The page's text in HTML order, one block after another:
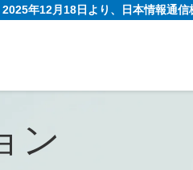
2025年12月18日より、日本情報通信
ン